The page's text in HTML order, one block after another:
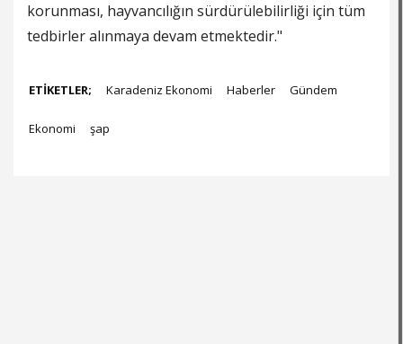
korunması, hayvancılığın sürdürülebilirliği için tüm
tedbirler alınmaya devam etmektedir."
ETİKETLER; Karadeniz Ekonomi Haberler Gündem
Ekonomi şap